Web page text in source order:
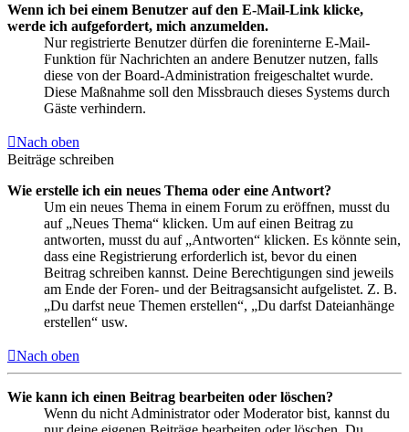
Wenn ich bei einem Benutzer auf den E-Mail-Link klicke,
werde ich aufgefordert, mich anzumelden.
Nur registrierte Benutzer dürfen die foreninterne E-Mail-
Funktion für Nachrichten an andere Benutzer nutzen, falls
diese von der Board-Administration freigeschaltet wurde.
Diese Maßnahme soll den Missbrauch dieses Systems durch
Gäste verhindern.
Nach oben
Beiträge schreiben
Wie erstelle ich ein neues Thema oder eine Antwort?
Um ein neues Thema in einem Forum zu eröffnen, musst du
auf „Neues Thema“ klicken. Um auf einen Beitrag zu
antworten, musst du auf „Antworten“ klicken. Es könnte sein,
dass eine Registrierung erforderlich ist, bevor du einen
Beitrag schreiben kannst. Deine Berechtigungen sind jeweils
am Ende der Foren- und der Beitragsansicht aufgelistet. Z. B.
„Du darfst neue Themen erstellen“, „Du darfst Dateianhänge
erstellen“ usw.
Nach oben
Wie kann ich einen Beitrag bearbeiten oder löschen?
Wenn du nicht Administrator oder Moderator bist, kannst du